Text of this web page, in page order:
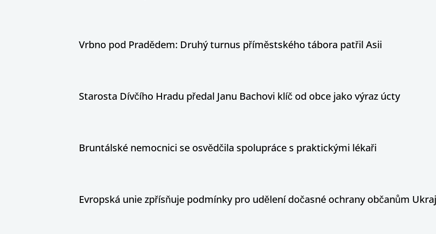
Vrbno pod Pradědem: Druhý turnus příměstského tábora patřil Asii
Starosta Dívčího Hradu předal Janu Bachovi klíč od obce jako výraz úcty
Bruntálské nemocnici se osvědčila spolupráce s praktickými lékaři
Evropská unie zpřísňuje podmínky pro udělení dočasné ochrany občanům